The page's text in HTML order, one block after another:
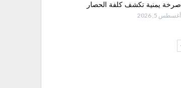
صرخة يمنية تكشف كلفة الحصار
أغسطس 5, 2026